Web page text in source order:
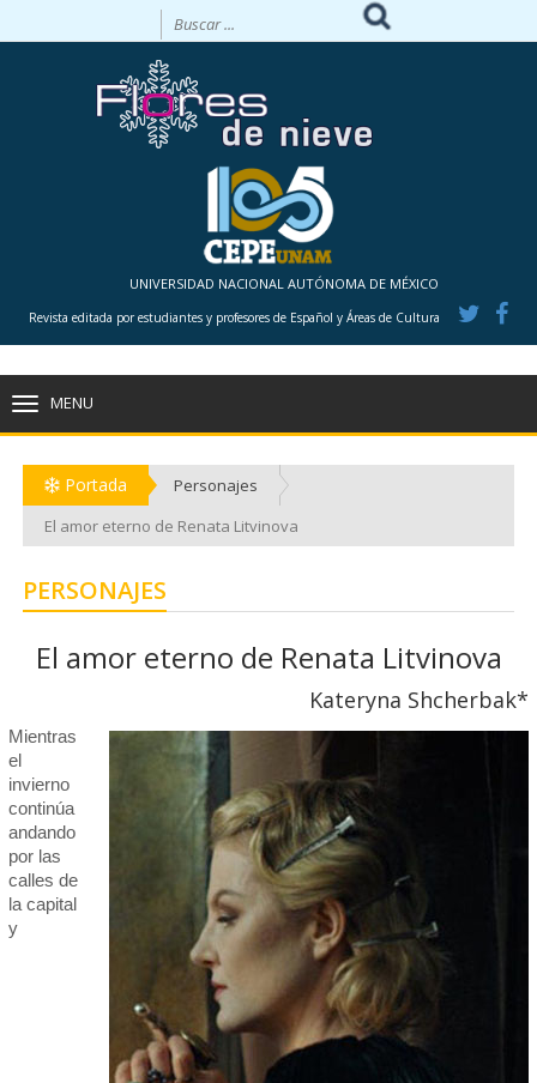
UNIVERSIDAD NACIONAL AUTÓNOMA DE MÉXICO
Revista editada por estudiantes y profesores de Español y Áreas de Cultura
MENU
Portada
Personajes
El amor eterno de Renata Litvinova
PERSONAJES
El amor eterno de Renata Litvinova
Kateryna Shcherbak*
Mientras
el
invierno
continúa
andando
por las
calles de
la capital
y